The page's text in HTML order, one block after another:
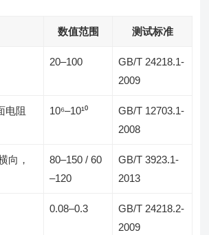
数值范围 测试标准
20–100
GB/T 24218.1-
2009
电阻
10⁶–10¹⁰
GB/T 12703.1-
2008
向，
80–150 / 60
–120
GB/T 3923.1-
2013
0.08–0.3
GB/T 24218.2-
2009